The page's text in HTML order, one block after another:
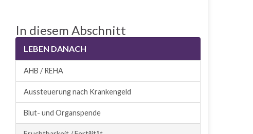
In diesem Abschnitt
LEBEN DANACH
AHB / REHA
Aussteuerung nach Krankengeld
Blut- und Organspende